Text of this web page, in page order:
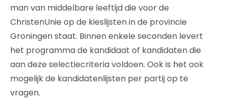
man van middelbare leeftijd die voor de
ChristenUnie op de kieslijsten in de provincie
Groningen staat. Binnen enkele seconden levert
het programma de kandidaat of kandidaten die
aan deze selectiecriteria voldoen. Ook is het ook
mogelijk de kandidatenlijsten per partij op te
vragen.